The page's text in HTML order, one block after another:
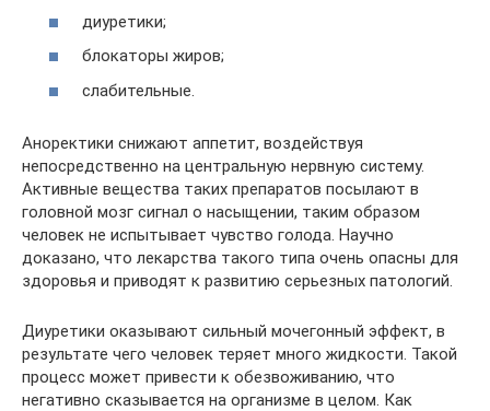
диуретики;
блокаторы жиров;
слабительные.
Аноректики снижают аппетит, воздействуя
непосредственно на центральную нервную систему.
Активные вещества таких препаратов посылают в
головной мозг сигнал о насыщении, таким образом
человек не испытывает чувство голода. Научно
доказано, что лекарства такого типа очень опасны для
здоровья и приводят к развитию серьезных патологий.
Диуретики оказывают сильный мочегонный эффект, в
результате чего человек теряет много жидкости. Такой
процесс может привести к обезвоживанию, что
негативно сказывается на организме в целом. Как